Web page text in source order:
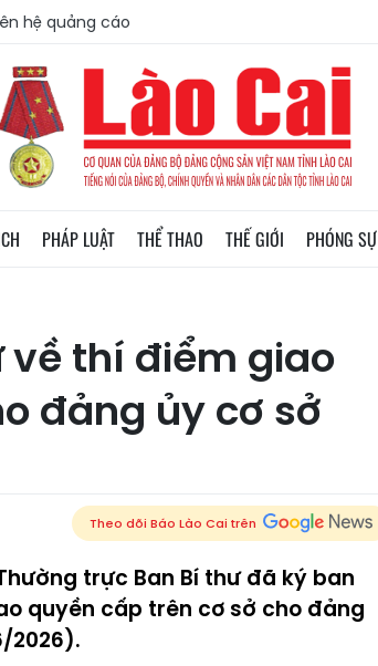
hệ quảng cáo
PHÁP LUẬT THỂ THAO THẾ GIỚI PHÓNG SỰ
về thí điểm giao
đảng ủy cơ sở
Theo dõi Báo Lào Cai trên
trực Ban Bí thư đã ký ban
quyền cấp trên cơ sở cho đảng
2026).